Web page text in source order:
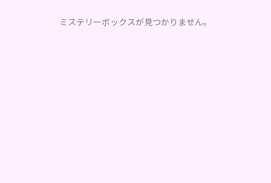
ミステリーボックスが見つかりません。